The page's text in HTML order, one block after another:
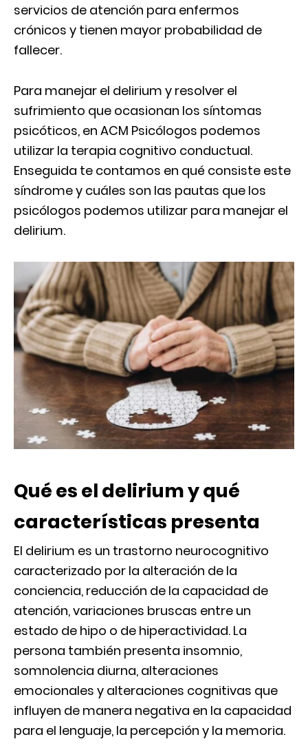
servicios de atención para enfermos
crónicos y tienen mayor probabilidad de
fallecer.
Para manejar el delirium y resolver el
sufrimiento que ocasionan los síntomas
psicóticos, en ACM Psicólogos podemos
utilizar la terapia cognitivo conductual.
Enseguida te contamos en qué consiste este
síndrome y cuáles son las pautas que los
psicólogos podemos utilizar para manejar el
delirium.
Qué es el delirium y qué
características presenta
El delirium es un trastorno neurocognitivo
caracterizado por la alteración de la
conciencia, reducción de la capacidad de
atención, variaciones bruscas entre un
estado de hipo o de hiperactividad. La
persona también presenta insomnio,
somnolencia diurna, alteraciones
emocionales y alteraciones cognitivas que
influyen de manera negativa en la capacidad
para el lenguaje, la percepción y la memoria.